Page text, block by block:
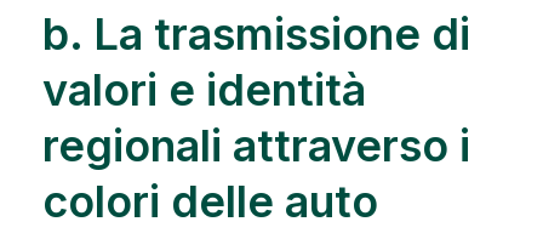
b. La trasmissione di
valori e identità
regionali attraverso i
colori delle auto